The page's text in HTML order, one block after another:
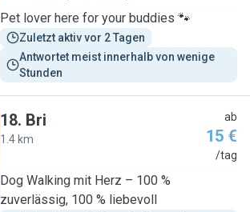
Pet lover here for your buddies 🐾
Zuletzt aktiv vor 2 Tagen
Antwortet meist innerhalb von wenige
Stunden
18. Bri
1.4 km
ab
15 €
/tag
Dog Walking mit Herz – 100 %
zuverlässig, 100 % liebevoll